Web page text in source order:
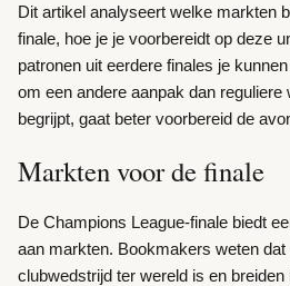
Dit artikel analyseert welke markten
finale, hoe je je voorbereidt op deze
patronen uit eerdere finales je
om een andere aanpak dan reguliere
begrijpt, gaat beter voorbereid de
Markten voor de finale
De Champions League-finale biedt
aan markten. Bookmakers weten
clubwedstrijd ter wereld is en breiden